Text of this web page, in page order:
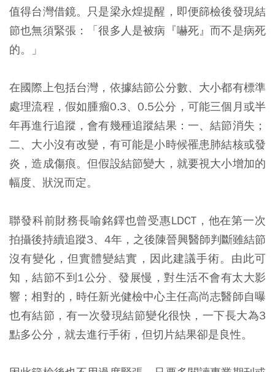
值得台灣借鏡。只是梁永煌提醒，即便篩檢後發現結
節也無須緊張：「很多人是被病『嚇死』而不是病死
的。」
在國際上包括台灣，依據結節公分數、大小都有標準
處理流程，假如腫瘤0.3、0.5公分，可能三個月或半
年再進行追蹤，會有幾種追蹤結果：一、結節消失；
二、大小沒有改變，有可能是小時候罹患肺結核或發
炎，造成傷痕。但假設結節變大，就要視大小增加的
幅度、狀況而定。
聯發科前財務長喻銘鐸也曾受惠LDCT，他在第一次
拍攝後持續追蹤3、4年，之後陳晉興醫師判斷雖結節
沒有變化，但實體變結實，因此建議手術。由此可
知，結節不到1公分、發展慢，對生活不會有太大影
響；相對的，時任新光健檢中心主任高尚志醫師自曝
也有結節，有一次發現結節變化很快，一下長大為3
點多公分，就去進行手術，但切片結果卻是良性。